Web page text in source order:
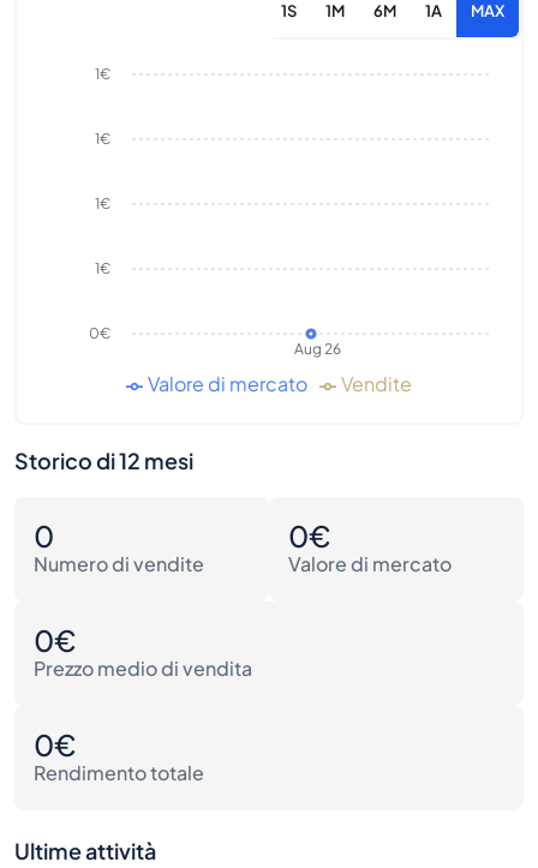
1S 1M 6M 1A MAX
Aug 26
0€
1€
1€
1€
1€
Valore di mercato Vendite
Storico di 12 mesi
0
Numero di vendite
0€
Valore di mercato
0€
Prezzo medio di vendita
0€
Rendimento totale
Ultime attività